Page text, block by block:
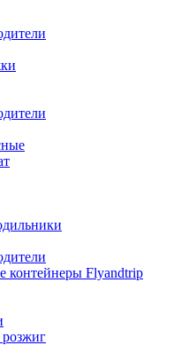
контейнеры Flyandtrip